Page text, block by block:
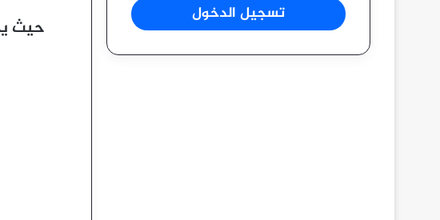
حيث
تسجيل الدخول